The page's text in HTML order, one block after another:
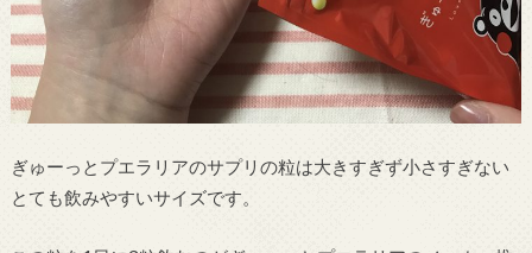
ぎゅーっとプエラリアのサプリの粒は大きすぎず小さすぎない
とても飲みやすいサイズです。